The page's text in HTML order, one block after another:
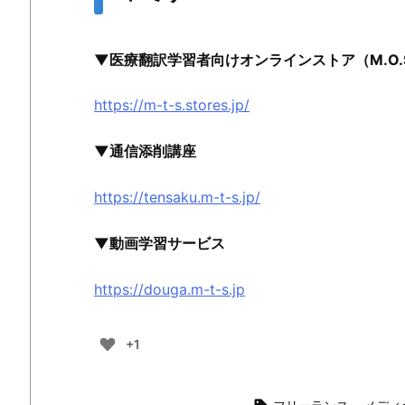
▼医療翻訳学習者向けオンラインストア（
https://m-t-s.stores.jp/
▼通信添削講座
https://tensaku.m-t-s.jp/
▼動画学習サービス
https://douga.m-t-s.jp
+1